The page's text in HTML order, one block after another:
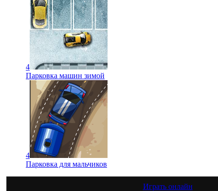
4
Парковка машин зимой
4
Парковка для мальчиков
Играть онлайн